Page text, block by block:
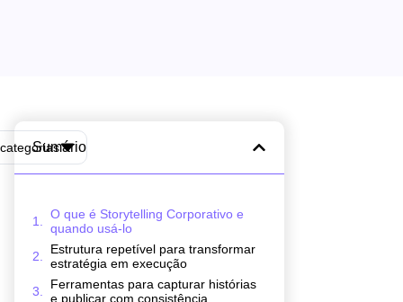
Sumário
O que é Storytelling Corporativo e
quando usá-lo
Estrutura repetível para transformar
estratégia em execução
Ferramentas para capturar histórias
e publicar com consistência